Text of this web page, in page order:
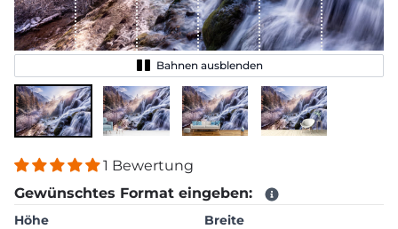
Bahnen ausblenden
1 Bewertung
Gewünschtes Format eingeben:
Höhe
Breite